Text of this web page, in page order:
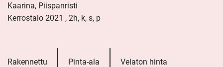
Kaarina, Piispanristi
Kerrostalo 2021 , 2h, k, s, p
Rakennettu Pinta-ala Velaton hinta